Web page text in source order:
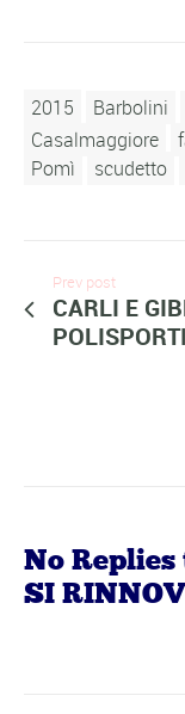
2015 Barbolini
Casalmaggiore
Pomì
scudetto
Prev post
CARLI E
No
SI